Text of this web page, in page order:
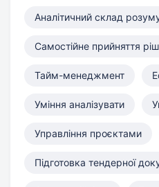
Аналітичний склад
Самостійне прийняття
Тайм-менеджмент
Уміння аналізувати
Управління проєктами
Підготовка тендерної